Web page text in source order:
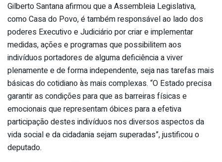
Gilberto Santana afirmou que a Assembleia Legislativa,
como Casa do Povo, é também responsável ao lado dos
poderes Executivo e Judiciário por criar e implementar
medidas, ações e programas que possibilitem aos
indivíduos portadores de alguma deficiência a viver
plenamente e de forma independente, seja nas tarefas mais
básicas do cotidiano às mais complexas. “O Estado precisa
garantir as condições para que as barreiras físicas e
emocionais que representam óbices para a efetiva
participação destes indivíduos nos diversos aspectos da
vida social e da cidadania sejam superadas”, justificou o
deputado.